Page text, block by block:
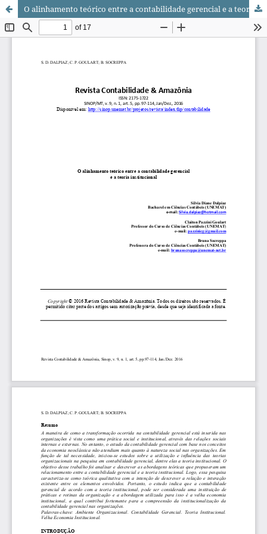
O alinhamento teórico entre a contabilidade gerencial e a teoria institucional